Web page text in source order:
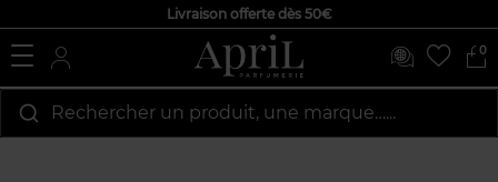
Livraison offerte dès 50€
0
Rechercher un produit, une marque…...